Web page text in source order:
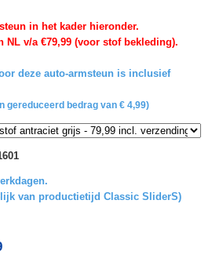
in het kader hieronder.
v/a €79,99 (voor stof bekleding).
deze auto-armsteun is inclusief
gereduceerd bedrag van € 4,99)
van productietijd Classic SliderS)